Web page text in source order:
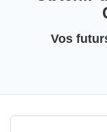
Vos